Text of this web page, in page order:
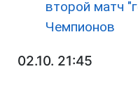
второй матч
Чемпионов
02.10. 21:45